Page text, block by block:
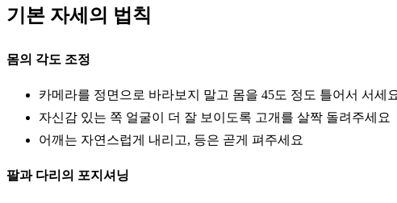
기본 자세의 법칙
몸의 각도 조정
카메라를 정면으로 바라보지 말고 몸을 45도 정도 틀어서 서세
자신감 있는 쪽 얼굴이 더 잘 보이도록 고개를 살짝 돌려주세요
어깨는 자연스럽게 내리고, 등은 곧게 펴주세요
팔과 다리의 포지셔닝